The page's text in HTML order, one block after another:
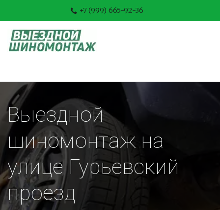
+7 (999) 665-92-36
Выездной
шиномонтаж на
улице Гурьевский
проезд